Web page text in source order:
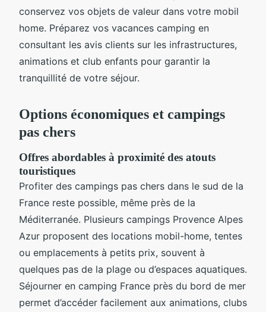
conservez vos objets de valeur dans votre mobil
home. Préparez vos vacances camping en
consultant les avis clients sur les infrastructures,
animations et club enfants pour garantir la
tranquillité de votre séjour.
Options économiques et campings
pas chers
Offres abordables à proximité des atouts
touristiques
Profiter des campings pas chers dans le sud de la
France reste possible, même près de la
Méditerranée. Plusieurs campings Provence Alpes
Azur proposent des locations mobil-home, tentes
ou emplacements à petits prix, souvent à
quelques pas de la plage ou d’espaces aquatiques.
Séjourner en camping France près du bord de mer
permet d’accéder facilement aux animations, clubs